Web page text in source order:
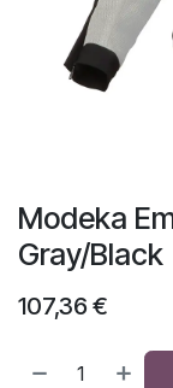
Modeka
Gray/Black
107,36 €